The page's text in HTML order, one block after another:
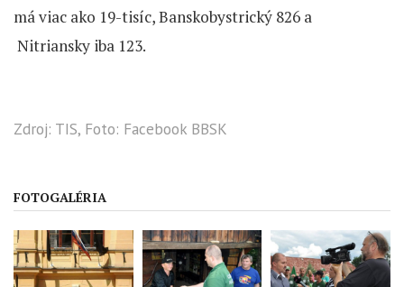
má viac ako 19-tisíc, Banskobystrický 826 a
Nitriansky iba 123.
Zdroj: TIS, Foto: Facebook BBSK
FOTOGALÉRIA